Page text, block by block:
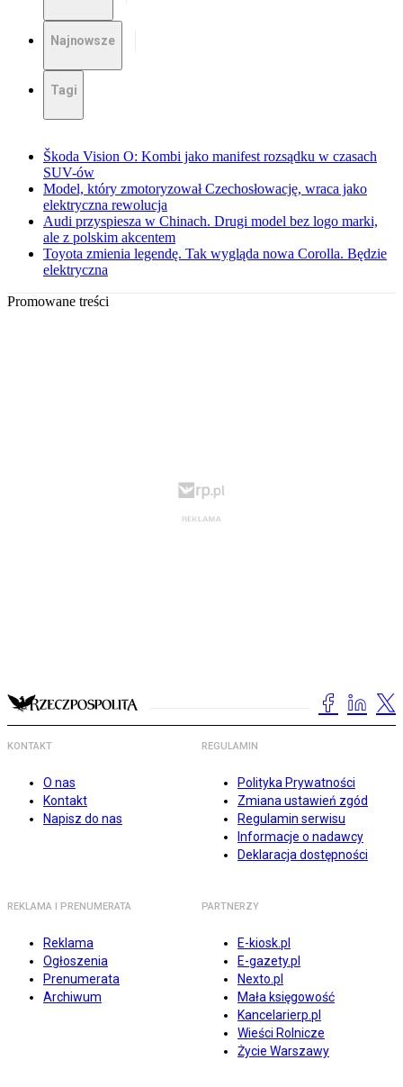
Najnowsze
Tagi
Škoda Vision O: Kombi jako manifest rozsądku w czasach
SUV-ów
Model, który zmotoryzował Czechosłowację, wraca jako
elektryczna rewolucja
Audi przyspiesza w Chinach. Drugi model bez logo marki,
ale z polskim akcentem
Toyota zmienia legendę. Tak wygląda nowa Corolla. Będzie
elektryczna
Promowane treści
KONTAKT
O nas
Kontakt
Napisz do nas
REGULAMIN
Polityka Prywatności
Zmiana ustawień zgód
Regulamin serwisu
Informacje o nadawcy
Deklaracja dostępności
REKLAMA I PRENUMERATA
Reklama
Ogłoszenia
Prenumerata
Archiwum
PARTNERZY
E-kiosk.pl
E-gazety.pl
Nexto.pl
Mała księgowość
Kancelarierp.pl
Wieści Rolnicze
Życie Warszawy